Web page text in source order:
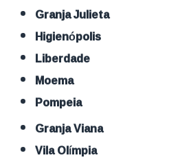
Granja Julieta
Higienópolis
Liberdade
Moema
Pompeia
Granja Viana
Vila Olímpia